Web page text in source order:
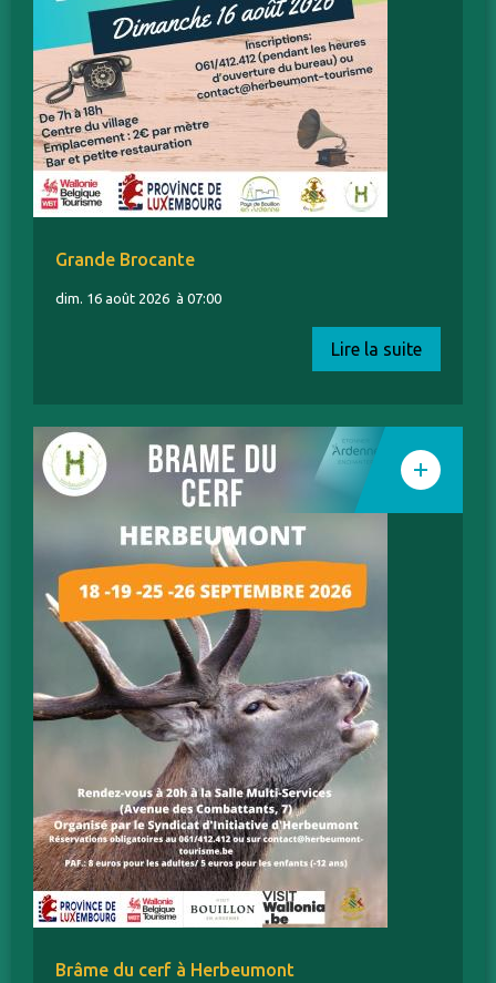
Grande Brocante
dim. 16 août 2026 à 07:00
Lire la suite
Brâme du cerf à Herbeumont